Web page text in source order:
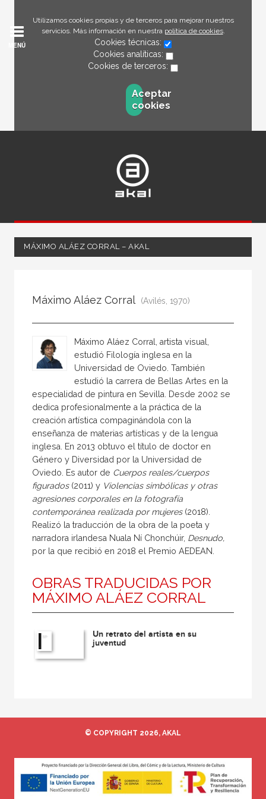
Utilizamos cookies propias y de terceros para mejorar nuestros
servicios. Más información en nuestra política de cookies.
Cookies técnicas:
Cookies analíticas:
Cookies de terceros:
Aceptar
cookies
MENÚ
MÁXIMO ALÁEZ CORRAL – AKAL
Coordinador
Editor
Editora
Escritor
Escritora
Ilustrador
Prologuista
Traductor
Traductora
Máximo Aláez Corral (Avilés, 1970)
Máximo Aláez Corral, artista visual,
estudió Filología inglesa en la
Universidad de Oviedo. También
estudió la carrera de Bellas Artes en la
especialidad de pintura en Sevilla. Desde 2002 se
dedica profesionalmente a la práctica de la
creación artística compaginándola con la
enseñanza de materias artísticas y de la lengua
inglesa. En 2013 obtuvo el título de doctor en
Género y Diversidad por la Universidad de
Oviedo. Es autor de Cuerpos reales/cuerpos
figurados (2011) y Violencias simbólicas y otras
agresiones corporales en la fotografía
contemporánea realizada por mujeres (2018).
Realizó la traducción de la obra de la poeta y
narradora irlandesa Nuala Ní Chonchúir, Desnudo,
por la que recibió en 2018 el Premio AEDEAN.
OBRAS TRADUCIDAS POR
MÁXIMO ALÁEZ CORRAL
Un retrato del artista en su
juventud
© COPYRIGHT 2026, AKAL